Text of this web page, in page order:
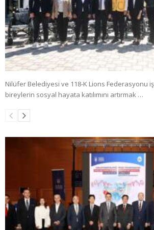
Nilüfer Belediyesi ve 118-K Lions Federasyonu
bireylerin sosyal hayata katılımını artırmak …